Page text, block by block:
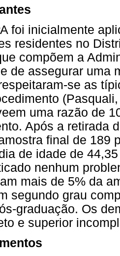
foi inicialmente
residentes no
compõem a
de assegurar uma
se as
uma razão de
Após a retirada
final de 189
de idade de
nenhum
mais de 5% da
segundo grau
graduação. Os
e superior